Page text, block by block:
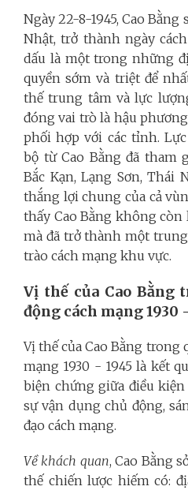
Ngày 22-8-1945, Cao
Nhật, trở thành ngày
dấu là một trong những
quyền sớm và triệt để
thế trung tâm và lực
đóng vai trò là hậu
phối hợp với các tỉnh.
bộ từ Cao Bằng đã tham
Bắc Kạn, Lạng Sơn, Thái
thắng lợi chung của cả
thấy Cao Bằng không còn
mà đã trở thành một
trào cách mạng khu vực.
Vị thế của Cao Bằng
động cách mạng 1930
Vị thế của Cao Bằng trong
mạng 1930 - 1945 là kết
biện chứng giữa điều
sự vận dụng chủ động,
đạo cách mạng.
Về khách quan, Cao Bằng
thế chiến lược hiếm có: